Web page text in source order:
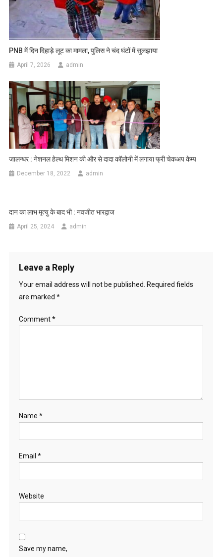
PNB में दिन दिहाड़े लूट का मामला, पुलिस ने चंद घंटों में सुलझाया
April 7, 2026 admin
जालन्धर : नेशनल हेल्थ मिशन की और से दादा कॉलोनी में लगाया फ्री चेकअप केम्प
December 18, 2022 admin
दान का लाभ मृत्यु के बाद भी : नवजीत भारद्वाज
April 25, 2024 admin
Leave a Reply
Your email address will not be published. Required fields
are marked *
Comment*
Name *
Email *
Website
Save my name,